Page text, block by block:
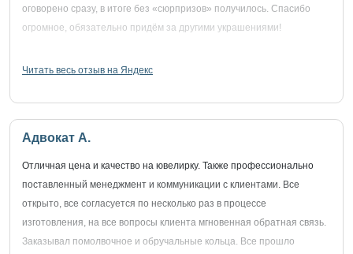
оговорено сразу, в итоге без «сюрпризов» получилось. Спасибо
огромное, обязательно придём за другими украшениями!
Читать весь отзыв на Яндекс
Адвокат А.
Отличная цена и качество на ювелирку. Также профессионально
поставленный менеджмент и коммуникации с клиентами. Все
открыто, все согласуется по несколько раз в процессе
изготовления, на все вопросы клиента мгновенная обратная связь.
Заказывал помолвочное и обручальные кольца. Все прошло